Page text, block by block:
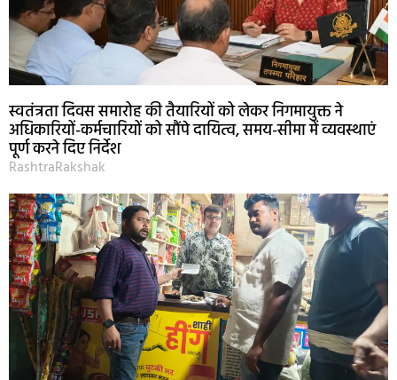
स्वतंत्रता दिवस समारोह की तैयारियों को लेकर निगमायुक्त ने
अधिकारियों-कर्मचारियों को सौंपे दायित्व, समय-सीमा में व्यवस्थाएं
पूर्ण करने दिए निर्देश
RashtraRakshak